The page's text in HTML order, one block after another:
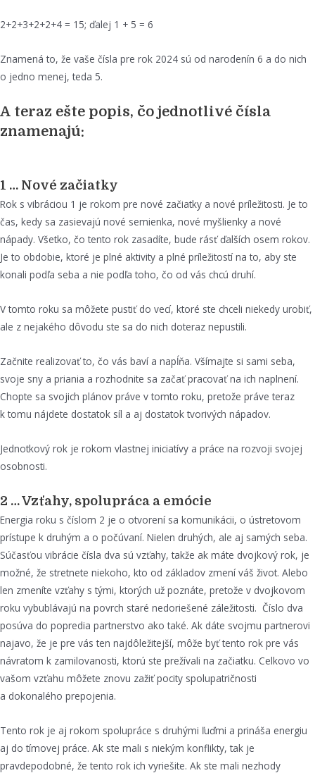
2+2+3+2+2+4 = 15; ďalej 1 + 5 = 6
Znamená to, že vaše čísla pre rok 2024 sú od narodenín 6 a do nich
o jedno menej, teda 5.
A teraz ešte popis, čo jednotlivé čísla
znamenajú:
1 … Nové začiatky
Rok s vibráciou 1 je rokom pre nové začiatky a nové príležitosti. Je to
čas, kedy sa zasievajú nové semienka, nové myšlienky a nové
nápady. Všetko, čo tento rok zasadíte, bude rásť ďalších osem rokov.
Je to obdobie, ktoré je plné aktivity a plné príležitostí na to, aby ste
konali podľa seba a nie podľa toho, čo od vás chcú druhí.
V tomto roku sa môžete pustiť do vecí, ktoré ste chceli niekedy urobiť,
ale z nejakého dôvodu ste sa do nich doteraz nepustili.
Začnite realizovať to, čo vás baví a napĺňa. Všímajte si sami seba,
svoje sny a priania a rozhodnite sa začať pracovať na ich naplnení.
Chopte sa svojich plánov práve v tomto roku, pretože práve teraz
k tomu nájdete dostatok síl a aj dostatok tvorivých nápadov.
Jednotkový rok je rokom vlastnej iniciatívy a práce na rozvoji svojej
osobnosti.
2 … Vzťahy, spolupráca a emócie
Energia roku s číslom 2 je o otvorení sa komunikácii, o ústretovom
prístupe k druhým a o počúvaní. Nielen druhých, ale aj samých seba.
Súčasťou vibrácie čísla dva sú vzťahy, takže ak máte dvojkový rok, je
možné, že stretnete niekoho, kto od základov zmení váš život. Alebo
len zmeníte vzťahy s tými, ktorých už poznáte, pretože v dvojkovom
roku vybublávajú na povrch staré nedoriešené záležitosti. Číslo dva
posúva do popredia partnerstvo ako také. Ak dáte svojmu partnerovi
najavo, že je pre vás ten najdôležitejší, môže byť tento rok pre vás
návratom k zamilovanosti, ktorú ste prežívali na začiatku. Celkovo vo
vašom vzťahu môžete znovu zažiť pocity spolupatričnosti
a dokonalého prepojenia.
Tento rok je aj rokom spolupráce s druhými ľuďmi a prináša energiu
aj do tímovej práce. Ak ste mali s niekým konflikty, tak je
pravdepodobné, že tento rok ich vyriešite. Ak ste mali nezhody